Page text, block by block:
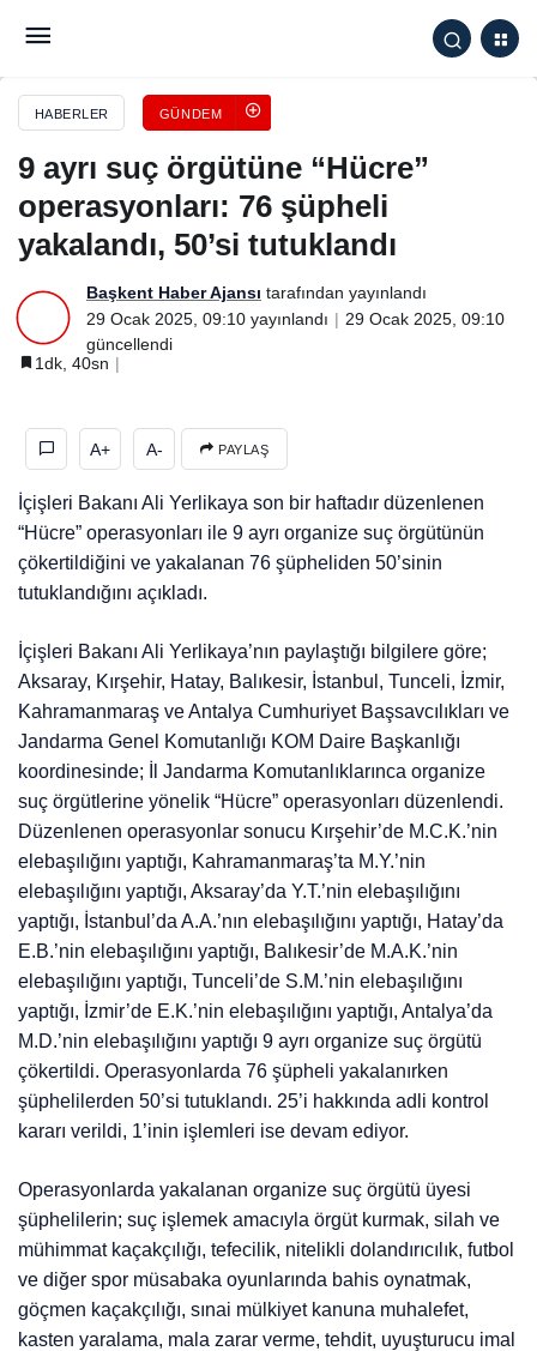
HABERLER GÜNDEM
9 ayrı suç örgütüne “Hücre”
operasyonları: 76 şüpheli
yakalandı, 50’si tutuklandı
Başkent Haber Ajansı tarafından yayınlandı
29 Ocak 2025, 09:10 yayınlandı
29 Ocak 2025, 09:10
güncellendi
1dk, 40sn
A+ A- PAYLAŞ
İçişleri Bakanı Ali Yerlikaya son bir haftadır düzenlenen
“Hücre” operasyonları ile 9 ayrı organize suç örgütünün
çökertildiğini ve yakalanan 76 şüpheliden 50’sinin
tutuklandığını açıkladı.
İçişleri Bakanı Ali Yerlikaya’nın paylaştığı bilgilere göre;
Aksaray, Kırşehir, Hatay, Balıkesir, İstanbul, Tunceli, İzmir,
Kahramanmaraş ve Antalya Cumhuriyet Başsavcılıkları ve
Jandarma Genel Komutanlığı KOM Daire Başkanlığı
koordinesinde; İl Jandarma Komutanlıklarınca organize
suç örgütlerine yönelik “Hücre” operasyonları düzenlendi.
Düzenlenen operasyonlar sonucu Kırşehir’de M.C.K.’nin
elebaşılığını yaptığı, Kahramanmaraş’ta M.Y.’nin
elebaşılığını yaptığı, Aksaray’da Y.T.’nin elebaşılığını
yaptığı, İstanbul’da A.A.’nın elebaşılığını yaptığı, Hatay’da
E.B.’nin elebaşılığını yaptığı, Balıkesir’de M.A.K.’nin
elebaşılığını yaptığı, Tunceli’de S.M.’nin elebaşılığını
yaptığı, İzmir’de E.K.’nin elebaşılığını yaptığı, Antalya’da
M.D.’nin elebaşılığını yaptığı 9 ayrı organize suç örgütü
çökertildi. Operasyonlarda 76 şüpheli yakalanırken
şüphelilerden 50’si tutuklandı. 25’i hakkında adli kontrol
kararı verildi, 1’inin işlemleri ise devam ediyor.
Operasyonlarda yakalanan organize suç örgütü üyesi
şüphelilerin; suç işlemek amacıyla örgüt kurmak, silah ve
mühimmat kaçakçılığı, tefecilik, nitelikli dolandırıcılık, futbol
ve diğer spor müsabaka oyunlarında bahis oynatmak,
göçmen kaçakçılığı, sınai mülkiyet kanuna muhalefet,
kasten yaralama, mala zarar verme, tehdit, uyuşturucu imal
9 ayrı suç örgütüne “Hücre” operasyonları: 76
şüpheli yakalandı, 50’si tutuklandı